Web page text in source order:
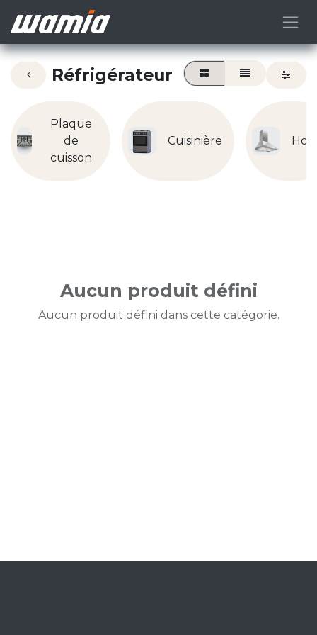
Réfrigérateur
Plaque
de
cuisson
Cuisinière
Aucun produit défini
Aucun produit défini dans cette catégorie.